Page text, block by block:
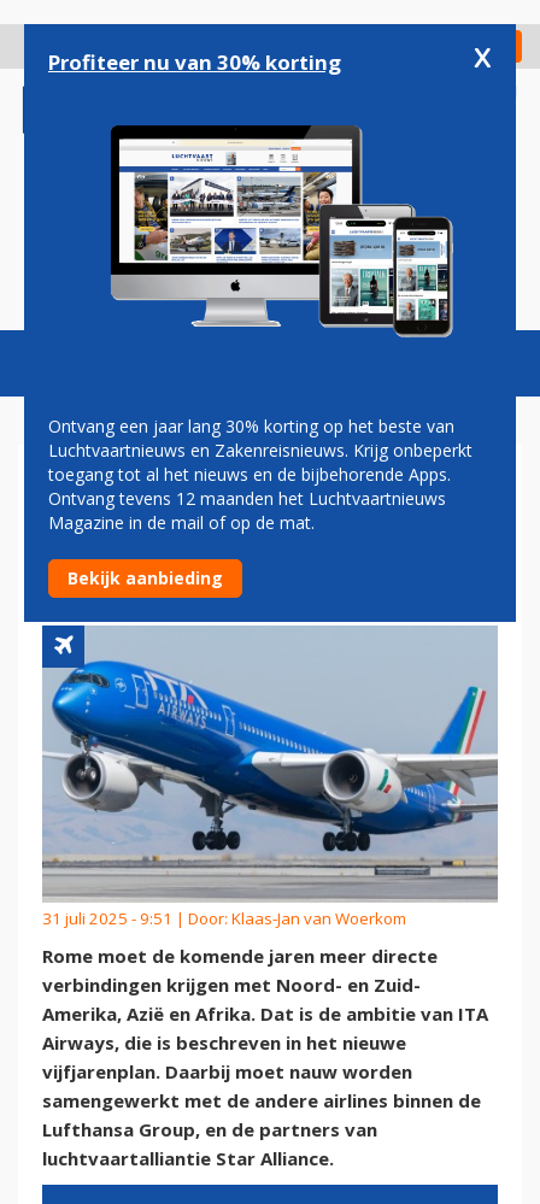
gaan
Check in
Magazine Podcasts Vacatures
ITA AIRWAYS LEGT NADRUK
OP VERRE VLUCHTEN IN
NIEUW VIJFJARENPLAN
31 juli 2025 - 9:51 | Door: Klaas-Jan van Woerkom
Rome moet de komende jaren meer directe
verbindingen krijgen met Noord- en Zuid-
Amerika, Azië en Afrika. Dat is de ambitie van ITA
Airways, die is beschreven in het nieuwe
vijfjarenplan. Daarbij moet nauw worden
samengewerkt met de andere airlines binnen de
Lufthansa Group, en de partners van
luchtvaartalliantie Star Alliance.
Profiteer nu van 30% korting x
Ontvang een jaar lang 30% korting op het beste van
Luchtvaartnieuws en Zakenreisnieuws. Krijg onbeperkt
toegang tot al het nieuws en de bijbehorende Apps.
Ontvang tevens 12 maanden het Luchtvaartnieuws
Magazine in de mail of op de mat.
Bekijk aanbieding